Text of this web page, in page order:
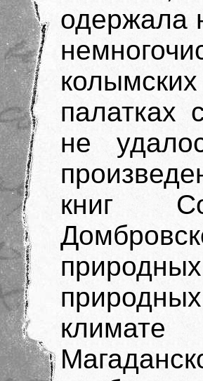
одержала
палатках
не
книг
климате